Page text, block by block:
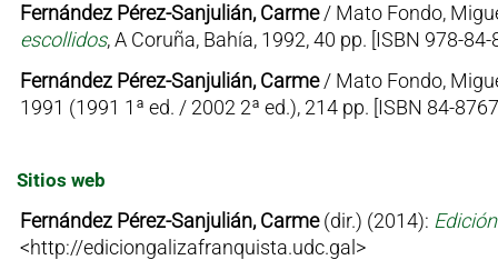
Fernández Pérez-Sanjulián, Carme/ Mato Fondo,
escollidos, A Coruña, Bahía, 1992, 40 pp. [ISBN 978-
Fernández Pérez-Sanjulián, Carme/ Mato Fondo,
1991 (1991 1ª ed. / 2002 2ª ed.), 214 pp. [ISBN 84-
Sitios web
Fernández Pérez-Sanjulián, Carme(dir.) (2014):
<http://ediciongalizafranquista.udc.gal>